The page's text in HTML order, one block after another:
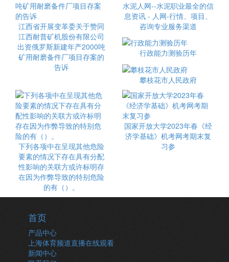
江西省开展变革委关于赞同
江西耐普矿机股份有限公司
出资俄罗斯新建年产2000吨
矿用耐磨备件厂项目存案的
告诉
水泥人网--水泥职业最全的信
息资讯 - 人网-行情、项目、
咨询专业服务渠道
行政能力测验历年
攀枝花市人民政府
下列各项中在呈现其他危险
要素的情况下存在具有分配
性影响的关联方或许标明存
在因为作弊导致的特别危险
的有（）。
国家开放大学2023年春《经
济学基础》机考网考期末复
习参
首页
产品中心
上海体育频道直播在线观看
新闻中心